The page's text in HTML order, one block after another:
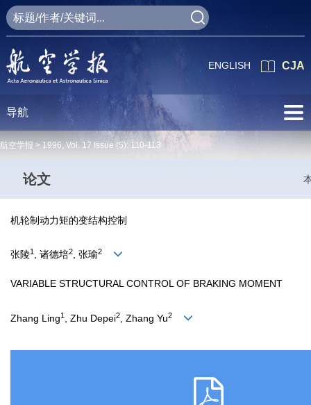
CJA
ENGLISH
导航
航空学报 > 1996, Vol. 17 Issue (5): 110-113
论文
机轮制动力矩的变结构控制
张陵1 , 诸德培2, 张瑜2
VARIABLE STRUCTURAL CONTROL OF BRAKING MOMENT
Zhang Ling1 , Zhu Depei2 , Zhang Yu2